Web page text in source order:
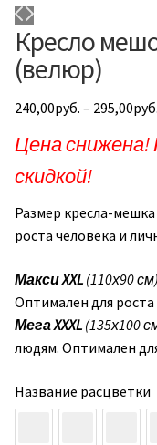
Кресло
(велюр)
240,00руб. – 295,00руб.
Цена снижена!
скидкой!
Размер кресла-
роста человека и
МаксиXXL (110х90 см)
Оптимален для роста
Мега XXXL (135х100
людям. Оптимален
Название расцветки